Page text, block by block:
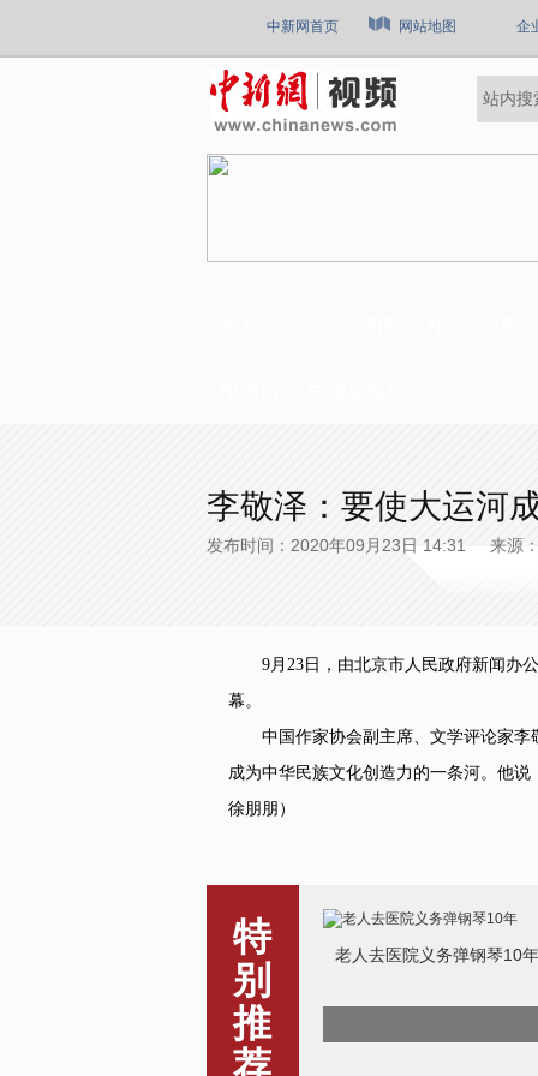
中新网首页 网站地图 企
李敬泽：要使大运河
发布时间：2020年09月23日 14:31 来源
9月23日，由北京市人民政府新闻办公
幕。
中国作家协会副主席、文学评论家李敬
成为中华民族文化创造力的一条河。他
徐朋朋）
特
别
推
荐
老人去医院义务弹钢琴10年